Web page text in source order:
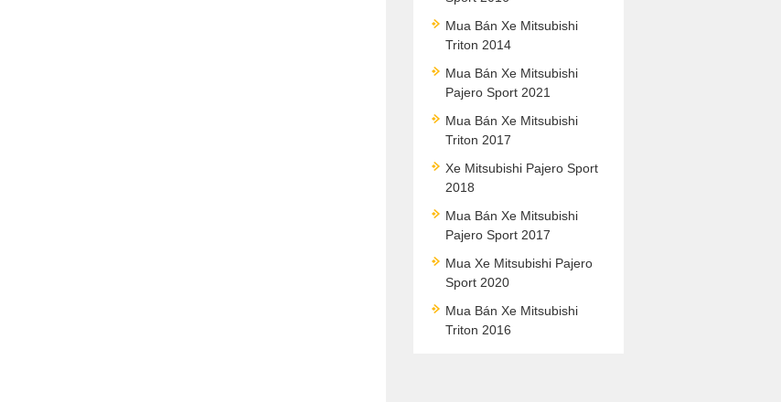
Mua Bán Xe Mitsubishi
Triton 2014
Mua Bán Xe Mitsubishi
Pajero Sport 2021
Mua Bán Xe Mitsubishi
Triton 2017
Xe Mitsubishi Pajero Sport
2018
Mua Bán Xe Mitsubishi
Pajero Sport 2017
Mua Xe Mitsubishi Pajero
Sport 2020
Mua Bán Xe Mitsubishi
Triton 2016